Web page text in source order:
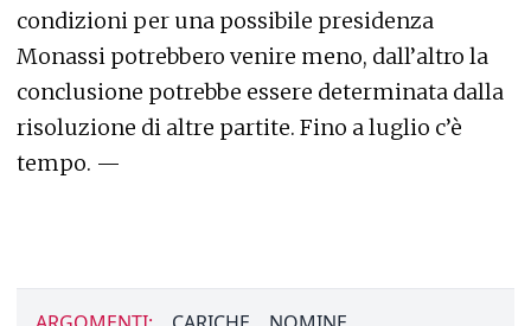
condizioni per una possibile presidenza
Monassi potrebbero venire meno, dall’altro la
conclusione potrebbe essere determinata dalla
risoluzione di altre partite. Fino a luglio c’è
tempo. —